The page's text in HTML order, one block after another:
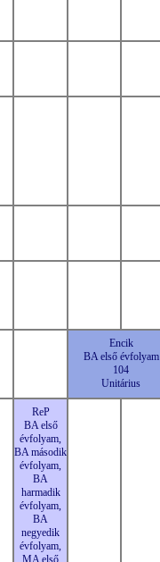
Encik
BA első évfolyam
104
Unitárius
ReP
BA első
évfolyam,
BA második
évfolyam,
BA
harmadik
évfolyam,
BA
negyedik
évfolyam,
MA első